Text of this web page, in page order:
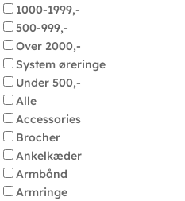
1000-1999,-
500-999,-
Over 2000,-
System øreringe
Under 500,-
Alle
Accessories
Brocher
Ankelkæder
Armbånd
Armringe